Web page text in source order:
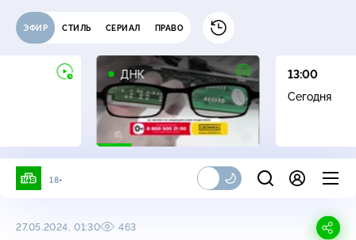
ЭФИР СТИЛЬ СЕРИАЛ ПРАВО
ДНК
16+
13:00
Сегодня
18+
27.05.2024, 01:30 463